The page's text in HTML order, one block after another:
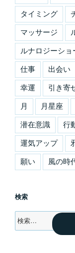
タイミング
マッサージ
ルナロジーシ
仕事 出会い
幸運 引き寄
月 月星座
潜在意識 行
運気アップ
願い 風の時
検索
検
索: